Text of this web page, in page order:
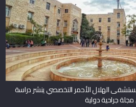
الهلال الأحمر التخصصي ينشر دراسة
جراحية دولية